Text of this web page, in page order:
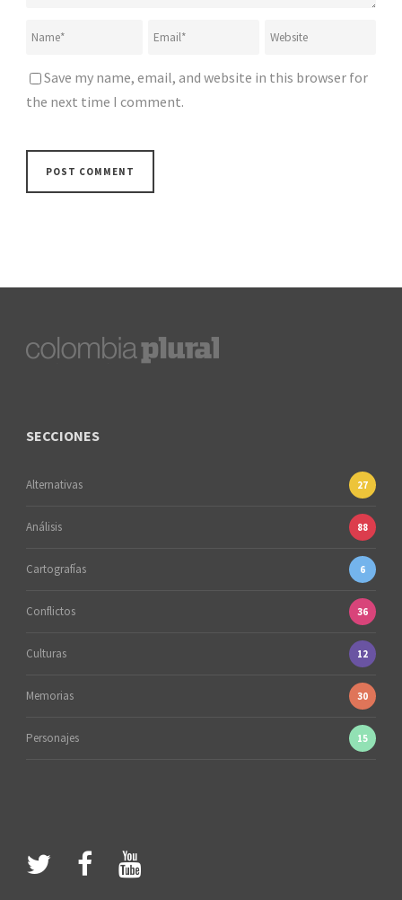
Save my name, email, and website in this browser for
the next time I comment.
SECCIONES
Alternativas 27
Análisis 88
Cartografías 6
Conflictos 36
Culturas 12
Memorias 30
Personajes 15